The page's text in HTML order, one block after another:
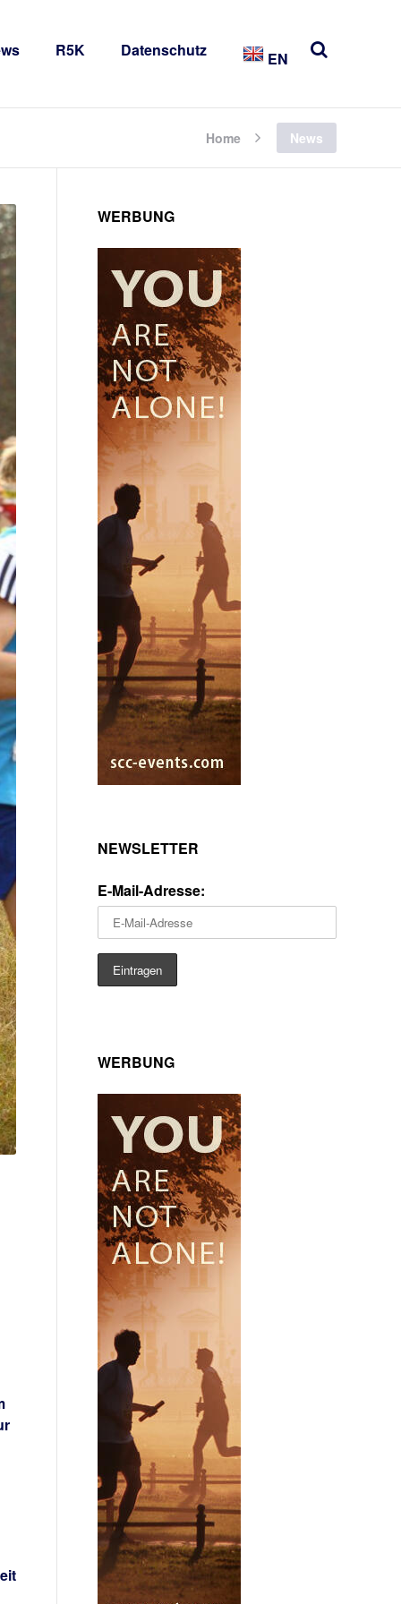
R5K Datenschutz EN
Home News
WERBUNG
NEWSLETTER
E-Mail-Adresse:
WERBUNG